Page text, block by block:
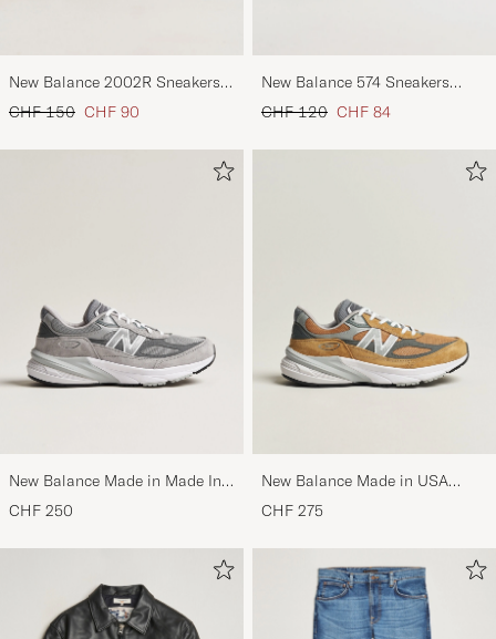
New Balance 2002R Sneakers
Black
Regulärer Preis
CHF 150 Reduzierter Preis
CHF 90
New Balance 574 Sneakers
Nimbus Cloud
Regulärer Preis
CHF 120 Reduzierter Preis
CHF 84
New Balance Made in Made In
USA 990v6 Sneakers Grey
CHF 250
New Balance Made in USA
990v6 Workwear/Grey
CHF 275